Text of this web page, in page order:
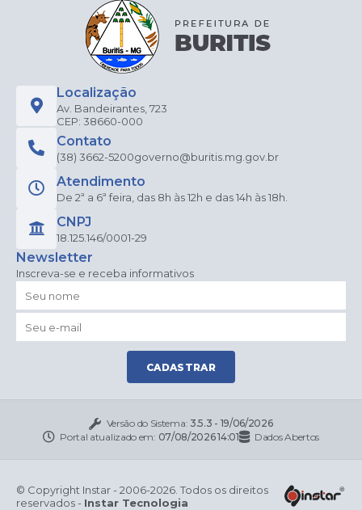
ecida
Teix
eira
Silva
Localização
Av. Bandeirantes, 723
CEP: 38660-000
Contato
(38) 3662-5200governo@buritis.mg.gov.br
Atendimento
De 2ª a 6ª feira, das 8h às 12h e das 14h às 18h.
CNPJ
18.125.146/0001-29
Newsletter
Inscreva-se e receba informativos
CADASTRAR
Versão do Sistema: 3.5.3 - 19/06/2026
Portal atualizado em: 07/08/2026 14:01 Dados Abertos
© Copyright Instar - 2006-2026. Todos os direitos
reservados - Instar Tecnologia